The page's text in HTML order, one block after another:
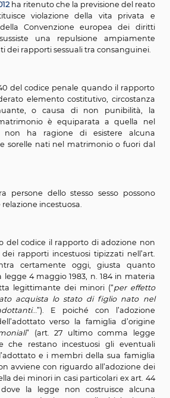
matrimonio (che come si dirà,
al matrimonio) non costituisce
affini in seguito ad
da cui l’affinità deriva,
si conferma come norma la
un divieto antropologico, non
ma esteso al gruppo
si perdono nella storia
prospettiva la
della Convenzione europea
sussiste una repulsione
540 del codice penale quando il
elemento costitutivo,
o causa di non
matrimonio è equiparata a
non ha ragione di esistere
e sorelle nati nel matrimonio o
tra persone dello stesso sesso